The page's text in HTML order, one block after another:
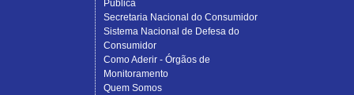
Pública
Secretaria Nacional do Consumidor
Sistema Nacional de Defesa do
Consumidor
Como Aderir - Órgãos de
Monitoramento
Quem Somos